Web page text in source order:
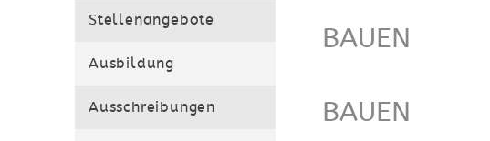
Stellenangebote
Ausbildung
Ausschreibungen
BAUEN
BAUEN